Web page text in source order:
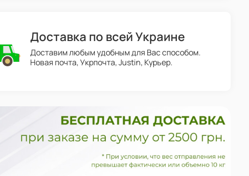
Доставка по всей Украине
Доставим любым удобным для Вас способом.
Новая почта, Укрпочта, Justin, Курьер.